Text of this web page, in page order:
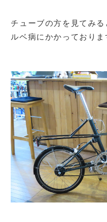
チューブの方を見てみ
ルベ病にかかっておりま